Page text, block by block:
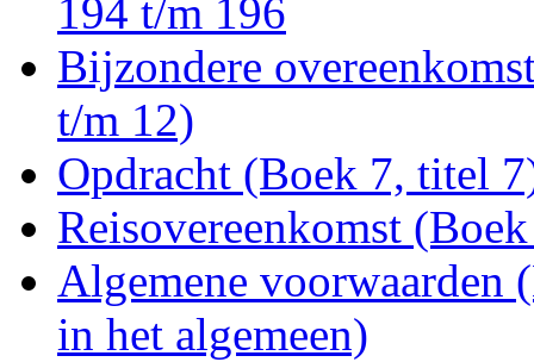
194 t/m 196
Bijzondere
t/m 12)
Opdracht (Boek 7, titel
Reisovereenkomst
Algemene voorwaarden
in het algemeen)